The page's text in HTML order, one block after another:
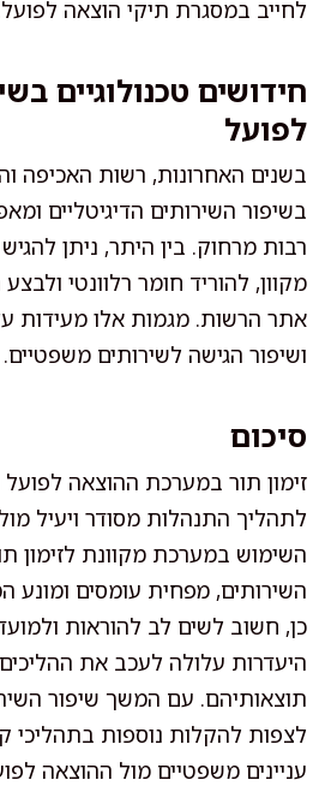
לחייב במסגרת תיקי הוצאה
חידושים טכנולוגיים
לפועל
בשנים האחרונות, רשות האכיפה
בשיפור השירותים הדיגיטליים
רבות מרחוק. בין היתר, ניתן
מקוון, להוריד חומר רלוונטי
אתר הרשות. מגמות אלו מעידות
ושיפור הגישה לשירותים משפטיים.
סיכום
זימון תור במערכת ההוצאה
לתהליך התנהלות מסודר ויעיל
השימוש במערכת מקוונת לזימון
השירותים, מפחית עומסים
כן, חשוב לשים לב להוראות
היעדרות עלולה לעכב את
תוצאותיהם. עם המשך שיפור
לצפות להקלות נוספות בתהליכי
עניינים משפטיים מול ההוצאה